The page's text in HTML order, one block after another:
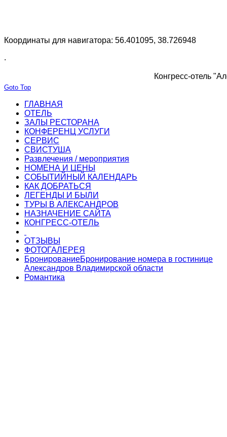
Координаты для навигатора: 56.401095, 38.726948
.
Конгресс-отель
Goto Top
ГЛАВНАЯ
ОТЕЛЬ
ЗАЛЫ РЕСТОРАНА
КОНФЕРЕНЦ УСЛУГИ
СЕРВИС
СВИСТУША
Развлечения / мероприятия
НОМЕНА И ЦЕНЫ
СОБЫТИЙНЫЙ КАЛЕНДАРЬ
КАК ДОБРАТЬСЯ
ЛЕГЕНДЫ И БЫЛИ
ТУРЫ В АЛЕКСАНДРОВ
НАЗНАЧЕНИЕ САЙТА
КОНГРЕСС-ОТЕЛЬ
ОТЗЫВЫ
ФОТОГАЛЕРЕЯ
БронированиеБронирование номера в гостинице
Александров Владимирской области
Романтика